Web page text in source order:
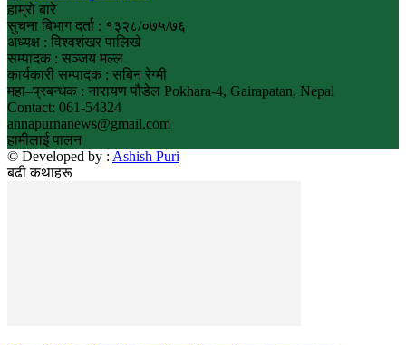
हाम्रो बारे
सुचना बिभाग दर्ता : १३२८/०७५/७६
अध्यक्ष : विश्वशंखर पालिखे
सम्पादक : सञ्जय मल्ल
कार्यकारी सम्पादक : सबिन रेग्मी
महा–प्रबन्धक : नारायण पौडेल Pokhara-4, Gairapatan, Nepal
Contact: 061-54324
annapurnanews@gmail.com
हामीलाई पालन
© Developed by : Ashish Puri
बढी कथाहरू